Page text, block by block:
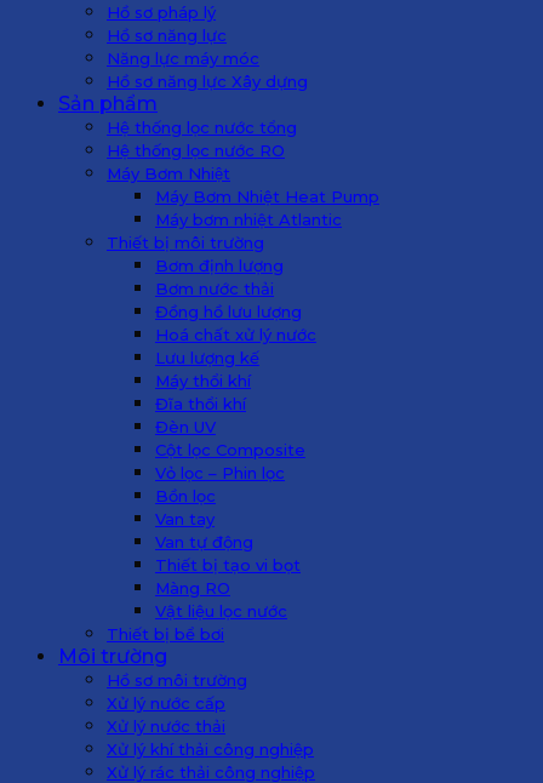
Hồ sơ pháp lý
Hồ sơ năng lực
Năng lực máy móc
Hồ sơ năng lực Xây dựng
Sản phẩm
Hệ thống lọc nước tổng
Hệ thống lọc nước RO
Máy Bơm Nhiệt
Máy Bơm Nhiệt Heat Pump
Máy bơm nhiệt Atlantic
Thiết bị môi trường
Bơm định lượng
Bơm nước thải
Đồng hồ lưu lượng
Hoá chất xử lý nước
Lưu lượng kế
Máy thổi khí
Đĩa thổi khí
Đèn UV
Cột lọc Composite
Vỏ lọc – Phin lọc
Bồn lọc
Van tay
Van tự động
Thiết bị tạo vi bọt
Màng RO
Vật liệu lọc nước
Thiết bị bể bơi
Môi trường
Hồ sơ môi trường
Xử lý nước cấp
Xử lý nước thải
Xử lý khí thải công nghiệp
Xử lý rác thải công nghiệp